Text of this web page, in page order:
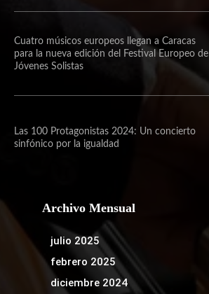
Cuatro músicos europeos llegan a Caracas
para la nueva edición del Festival Europeo de
Jóvenes Solistas
Las 100 Protagonistas 2024: Un concierto
sinfónico por la igualdad
Archivo Mensual
julio 2025
febrero 2025
diciembre 2024